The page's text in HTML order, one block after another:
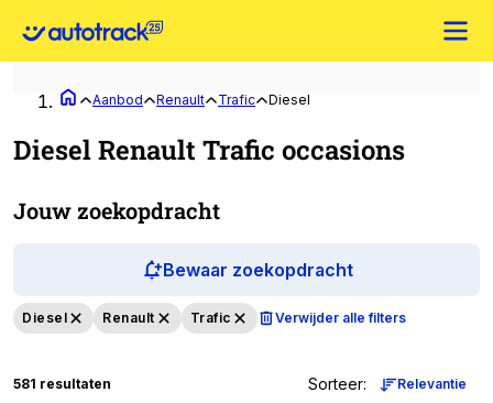
Aanbod Renault Trafic Diesel
Diesel Renault Trafic occasions
Jouw zoekopdracht
Bewaar zoekopdracht
Diesel Renault Trafic Verwijder alle filters
581 resultaten Sorteer: Relevantie